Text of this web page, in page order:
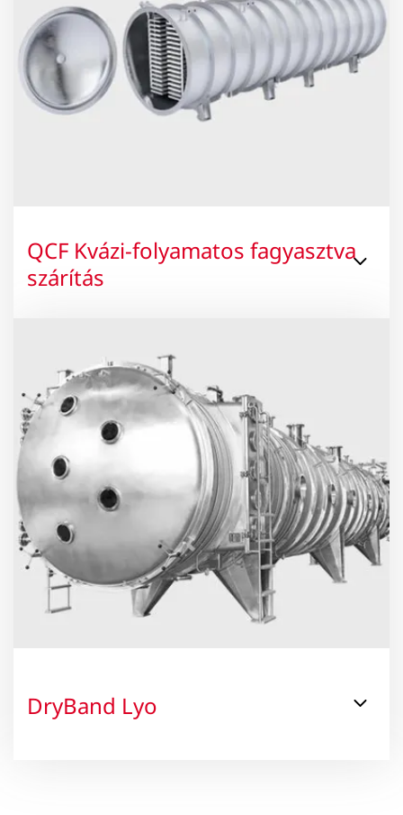
QCF Kvázi-folyamatos fagyasztva
szárítás
DryBand Lyo